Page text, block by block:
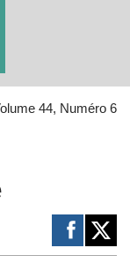
44, Numéro 6